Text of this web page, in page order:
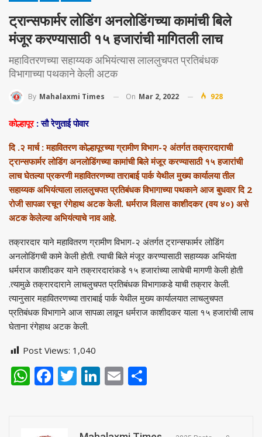
ट्रान्सफार्मर लोडिंग अनलोडिंगच्या कामांची बिले
मंजूर करण्यासाठी १५ हजारांची मागितली लाच
महावितरणच्या सहाय्यक अभियंत्यास लाललुचपत प्रतिबंधक
विभागाच्या पथकाने केली अटक
By Mahalaxmi Times On Mar 2, 2022 928
कोल्हापूर: सौ रेणुताई पोवार
दि .२ मार्च : महावितरण कोल्हापूरच्या ग्रामीण विभाग-२ अंतर्गत तक्रारदाराची
ट्रान्सफार्मर लोडिंग अनलोडिंगच्या कामांची बिले मंजूर करण्यासाठी १५ हजारांची
लाच घेतल्या प्रकरणी महावितरणच्या ताराबाई पार्क येथील मुख्य कार्यालया तील
सहाय्यक अभियंत्याला लाललुचपत प्रतिबंधक विभागाच्या पथकाने आज बुधवार दि 2
रोजी सापळा रचून रंगेहाथ अटक केली. धर्मराज विलास काशीदकर (वय ४०) असे
अटक केलेल्या अभियंत्याचे नाव आहे.
तक्रारदार याने महावितरण ग्रामीण विभाग-२ अंतर्गत ट्रान्सफार्मर लोडिंग
अनलोडिंगची कामे केली होती. त्याची बिले मंजूर करण्यासाठी सहाय्यक अभियंता
धर्मराज काशीदकर याने तक्रारदारांकडे १५ हजारांच्या लाचेची मागणी केली होती
.त्यामुळे तक्रारदाराने लाचलुचपत प्रतिबंधक विभागाकडे याची तक्रार केली.
त्यानुसार महावितरणच्या ताराबाई पार्क येथील मुख्य कार्यालयात लाचलुचपत
प्रतिबंधक विभागाने आज सापळा लावून धर्मराज काशीदकर याला १५ हजारांची लाच
घेताना रंगेहाथ अटक केली.
Post Views: 1,040
WhatsApp
Facebook
Twitter
LinkedIn
Email